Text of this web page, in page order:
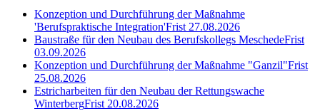
Konzeption und Durchführung der Maßnahme
'Berufspraktische Integration'Frist 27.08.2026
Baustraße für den Neubau des Berufskollegs MeschedeFrist
03.09.2026
Konzeption und Durchführung der Maßnahme "Ganzil"Frist
25.08.2026
Estricharbeiten für den Neubau der Rettungswache
WinterbergFrist 20.08.2026